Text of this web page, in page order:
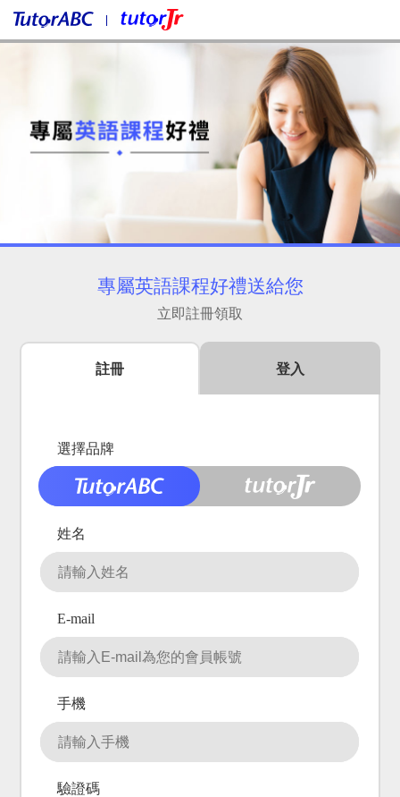
專屬英語課程好禮送給您
立即註冊領取
註冊 登入
選擇品牌
姓名
E-mail
手機
驗證碼